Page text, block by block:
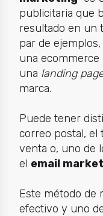
publicitaria que
resultado en un
par de
una ecommerce
una landing
marca.
Puede tener
correo postal, el
venta o, uno de
el email
Este método de
efectivo y uno